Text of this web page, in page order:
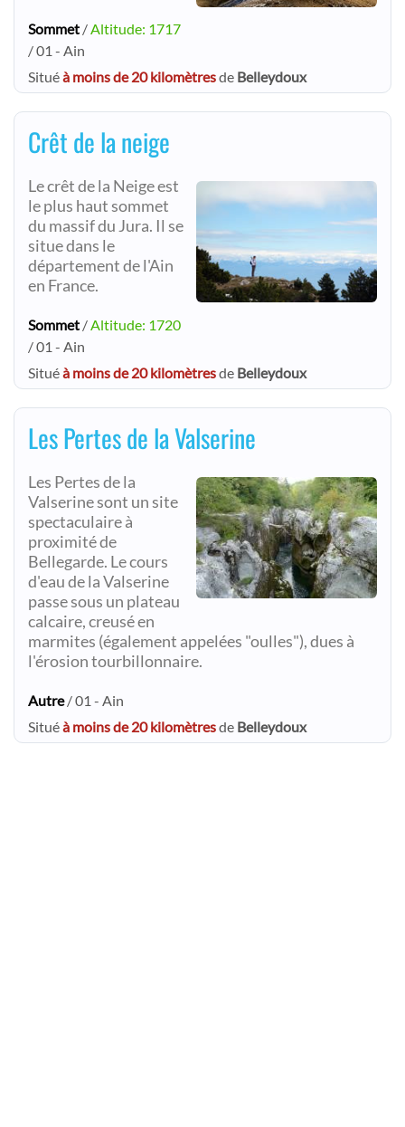
Sommet /Altitude: 1717
/ 01 - Ain
Situéà moins de 20 kilomètresde Belleydoux
Crêt de la neige
Le crêt de la Neige est
le plus haut sommet
du massif du Jura. Il se
situe dans le
département de l'Ain
en France.
Sommet /Altitude: 1720
/ 01 - Ain
Situéà moins de 20 kilomètresde Belleydoux
Les Pertes de la Valserine
Les Pertes de la
Valserine sont un site
spectaculaire à
proximité de
Bellegarde. Le cours
d'eau de la Valserine
passe sous un plateau
calcaire, creusé en
marmites (également appelées "oulles"), dues à
l'érosion tourbillonnaire.
Autre/ 01 - Ain
Situéà moins de 20 kilomètresde Belleydoux